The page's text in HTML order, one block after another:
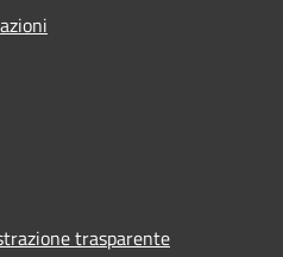
trasparente